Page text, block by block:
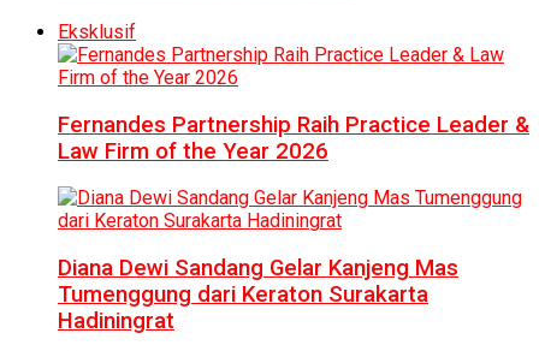
Eksklusif
Fernandes Partnership Raih Practice Leader &
Law Firm of the Year 2026
Diana Dewi Sandang Gelar Kanjeng Mas
Tumenggung dari Keraton Surakarta
Hadiningrat